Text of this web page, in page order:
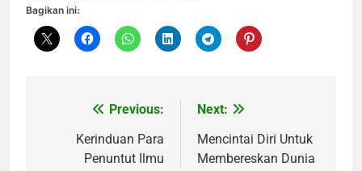
Bagikan ini:
NavigasiPrevious:
Kerinduan Para
Penuntut Ilmu
Next:
Mencintai Diri Untuk
Membereskan Dunia